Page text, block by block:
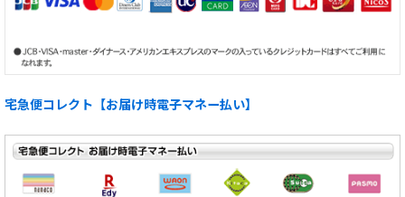
宅急便コレクト【お届け時電子マネー払い】